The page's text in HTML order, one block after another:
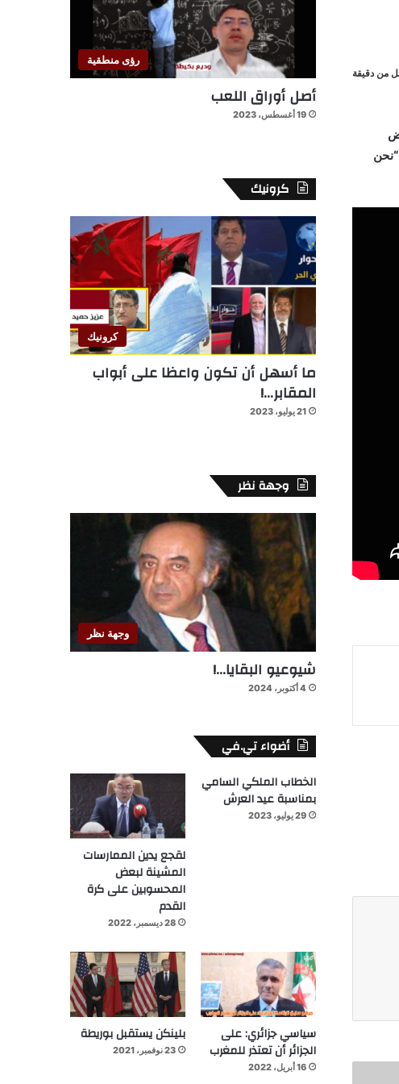
من دقيقة
رغم أنه “نحن
رؤى منطقية
أصل أوراق اللعب
19 أغسطس، 2023
كرونيك
كرونيك
ما أسهل أن تكون واعظا على أبواب
المقابر…!
21 يوليو، 2023
وجهة نظر
وجهة نظر
شيوعيو البقايا…!
4 أكتوبر، 2024
أضواء تي.في
الخطاب الملكي السامي
بمناسبة عيد العرش
29 يوليو، 2023
لقجع يدين الممارسات
المشينة لبعض
المحسوبين على كرة
القدم
28 ديسمبر، 2022
سياسي جزائري: على
الجزائر أن تعتذر للمغرب
16 أبريل، 2022
بلينكن يستقبل بوريطة
23 نوفمبر، 2021